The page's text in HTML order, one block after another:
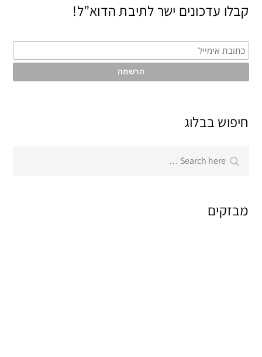
קבלו עדכונים ישר לתיבת הדוא”ל!
חיפוש בבלוג
for:
Search
מבזקים